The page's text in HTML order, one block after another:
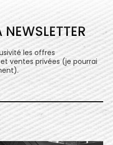
NEWSLETTER
les offres
ventes privées (je pourrai